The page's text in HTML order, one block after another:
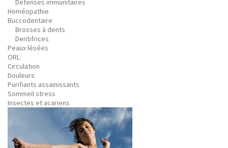
Défenses immunitaires
Homéopathie
Buccodentaire
Brosses à dents
Dentifrices
Peaux lésées
ORL
Circulation
Douleurs
Purifiants assainissants
Sommeil stress
Insectes et acariens